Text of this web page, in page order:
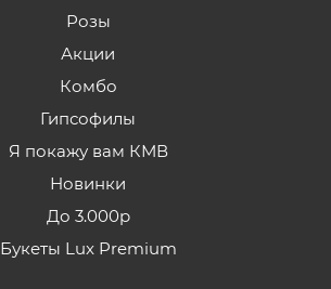
Розы
Акции
Комбо
Гипсофилы
Я покажу вам КМВ
Новинки
До 3.000р
Букеты Lux Premium